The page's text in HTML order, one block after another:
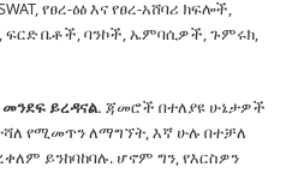
የፀረ-ዕፅ እና የፀረ-አሸባሪ ክፍሎች,
ፍርድ ቤቶች, ባንኮች, ኤምባሲዎች, ጉምሩክ,
ይረዳናል. ጃመሮች በተለያዩ ሁኔታዎች
የሚመጥን ለማግኘት, እኛ ሁሉ በተቻለ
ይንከባከባሉ. ሆኖም ግን, የእርስዎን